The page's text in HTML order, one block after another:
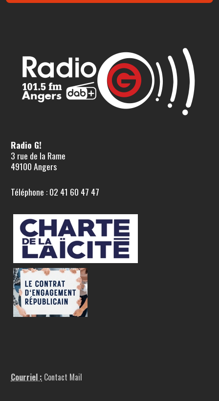
Radio G!
3 rue de la Rame
49100 Angers
Téléphone : 02 41 60 47 47
Courriel : Contact Mail